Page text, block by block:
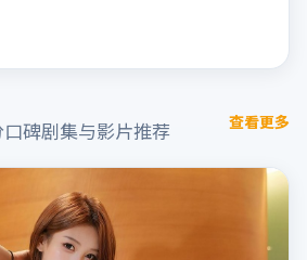
03-14上映」等关键词的影迷阅读简介
碑剧集与影片推荐 查看更多